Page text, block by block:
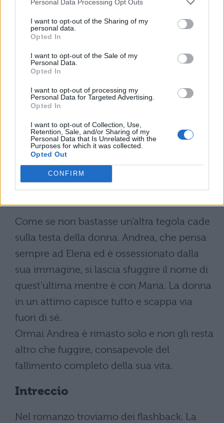
Personal Data Processing Opt Outs
I want to opt-out of the Sharing of my
personal data.
Opted In
I want to opt-out of the Sale of my
Personal Data.
Opted In
I want to opt-out of processing my
Personal Data for Targeted Advertising.
Opted In
I want to opt-out of Collection, Use,
Retention, Sale, and/or Sharing of my
Personal Data that Is Unrelated with the
Purposes for which it was collected.
Opted Out
CONFIRM
doversi sorbire il marito.
Maria è ormai una sostituta di Elena, è un
senza rispettare i suoi sentimenti.
Intanto il marito di Maria rimane coinvolto
in un grave scandalo, perché è stato
scoperto mentre rubava al gioco. Per la
donna è un duro colpo, visto che si deve
accollare le responsabilità del marito (che è
scappato) e pagare al posto suo, sia in
termini morali sia finanziari, ma decide di
Come se non bastasse un’altra tegola cade
sulla testa della donna. Andrea, che pensa
sempre ad Elena ed è ossessionato dalla
sua immagine, si lascia sfuggire il nome di
quest’ultima mentre è con Maria. La donna
in un attimo capisce tutto e scappa via
fuori di sé.
Ormai Andrea è rimasto solo e non gli resta
altro che fuggire, consapevole del
fallimento completo della sua vita.
Intreccio
Nel romanzo troviamo dei flashback. La